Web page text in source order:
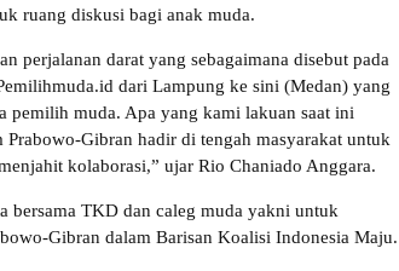
ruang diskusi bagi anak muda.
perjalanan darat yang sebagaimana disebut pada
dari Lampung ke sini (Medan) yang
pemilih muda. Apa yang kami lakuan saat ini
Gibran hadir di tengah masyarakat untuk
kolaborasi,” ujar Rio Chaniado Anggara.
bersama TKD dan caleg muda yakni untuk
Gibran dalam Barisan Koalisi Indonesia Maju.